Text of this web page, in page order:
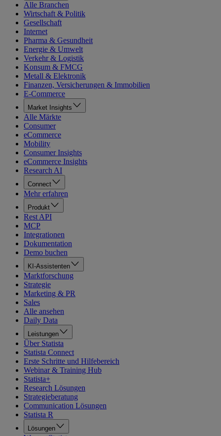
Alle Branchen
Wirtschaft & Politik
Gesellschaft
Internet
Pharma & Gesundheit
Energie & Umwelt
Verkehr & Logistik
Konsum & FMCG
Metall & Elektronik
Finanzen, Versicherungen & Immobilien
E-Commerce
Market Insights
Alle Märkte
Consumer
eCommerce
Mobility
Consumer Insights
eCommerce Insights
Research AI
Connect
Mehr erfahren
Produkt
Rest API
MCP
Integrationen
Dokumentation
Demo buchen
KI-Assistenten
Marktforschung
Strategie
Marketing & PR
Sales
Alle ansehen
Daily Data
Leistungen
Über Statista
Statista Connect
Erste Schritte und Hilfebereich
Webinar & Training Hub
Statista+
Research Lösungen
Strategieberatung
Communication Lösungen
Statista R
Lösungen